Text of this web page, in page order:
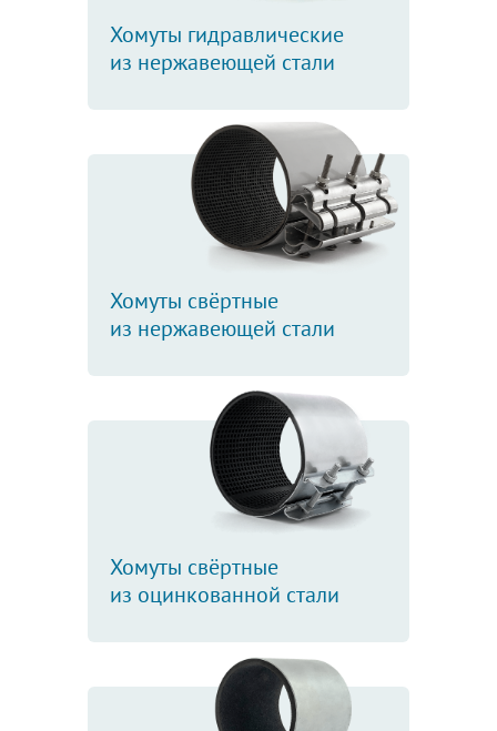
Хомуты гидравлические
из нержавеющей стали
Хомуты свёртные
из нержавеющей стали
Хомуты свёртные
из оцинкованной стали